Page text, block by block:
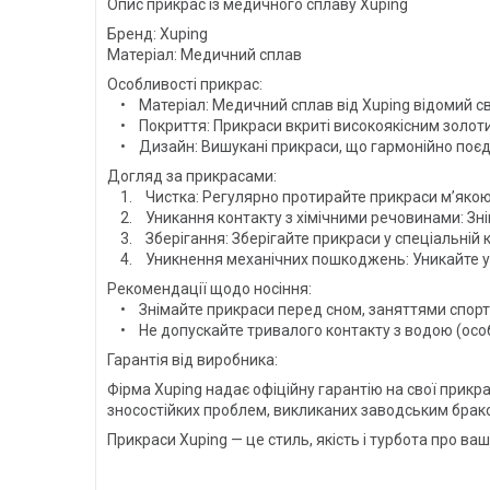
Опис прикрас із медичного сплаву Xuping
Бренд: Xuping
Матеріал: Медичний сплав
Особливості прикрас:
• Матеріал: Медичний сплав від Xuping відомий
• Покриття: Прикраси вкриті високоякісним
• Дизайн: Вишукані прикраси, що гармонійно
Догляд за прикрасами:
1. Чистка: Регулярно протирайте прикраси
2. Уникання контакту з хімічними речовинами:
3. Зберігання: Зберігайте прикраси у
4. Уникнення механічних пошкоджень: Уникайте
Рекомендації щодо носіння:
• Знімайте прикраси перед сном, заняттями
• Не допускайте тривалого контакту з водою
Гарантія від виробника:
Фірма Xuping надає офіційну гарантію на свої
зносостійких проблем, викликаних заводським
Прикраси Xuping — це стиль, якість і турбота про